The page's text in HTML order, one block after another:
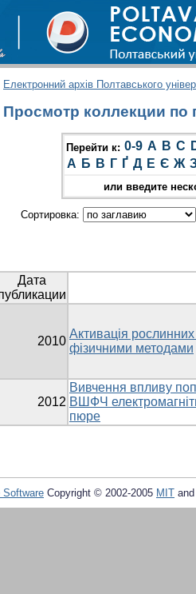
Електронний архів Полтавського
Просмотр коллекции по
Перейти к: 0-9 A B C
А Б В Г Ґ Д Е Є Ж
или введите
Сортировка:
Дата
2010
Активація
фізичними методами
2012
Вивчення впливу
ВШФЧ
пюре
Software Copyright © 2002-2005 MIT